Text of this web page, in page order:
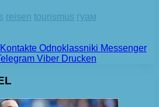
reisen tourismus гуам
Odnoklassniki Messenger
Viber Drucken